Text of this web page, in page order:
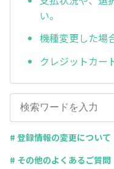
い。
機種変更した場
クレジットカー
# 登録情報の変更について
# その他のよくあるご質問